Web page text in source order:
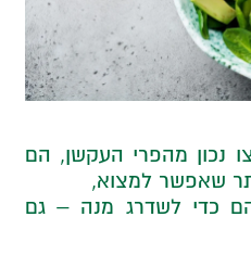
נכון מהפרי העקשן, הם
שאפשר למצוא,
כדי לשדרג מנה – גם